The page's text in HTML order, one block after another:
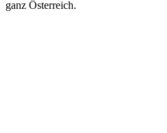
ganz Österreich.